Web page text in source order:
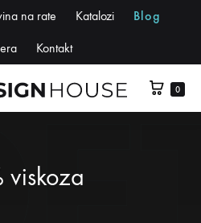
na rate Katalozi Blog
Kontakt
0
viskoza